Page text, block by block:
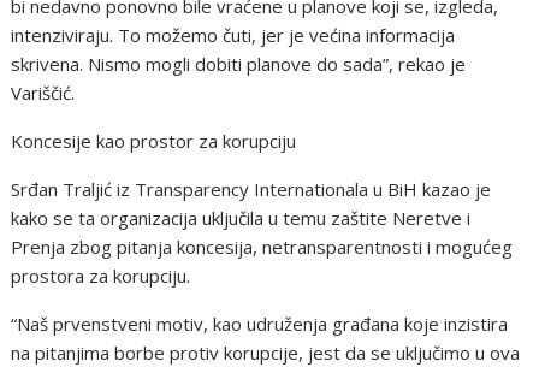
bi nedavno ponovno bile vraćene u planove koji se, izgleda,
intenziviraju. To možemo čuti, jer je većina informacija
skrivena. Nismo mogli dobiti planove do sada”, rekao je
Variščić.
Koncesije kao prostor za korupciju
Srđan Traljić iz Transparency Internationala u BiH kazao je
kako se ta organizacija uključila u temu zaštite Neretve i
Prenja zbog pitanja koncesija, netransparentnosti i mogućeg
prostora za korupciju.
“Naš prvenstveni motiv, kao udruženja građana koje inzistira
na pitanjima borbe protiv korupcije, jest da se uključimo u ova